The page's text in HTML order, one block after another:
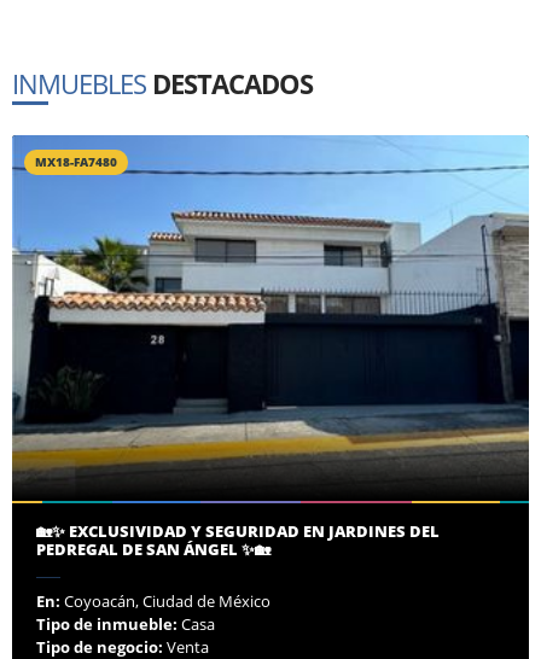
INMUEBLES DESTACADOS
MX18-FA7480
🏡✨ EXCLUSIVIDAD Y SEGURIDAD EN JARDINES DEL
PEDREGAL DE SAN ÁNGEL ✨🏡
En: Coyoacán, Ciudad de México
Tipo de inmueble: Casa
Tipo de negocio: Venta